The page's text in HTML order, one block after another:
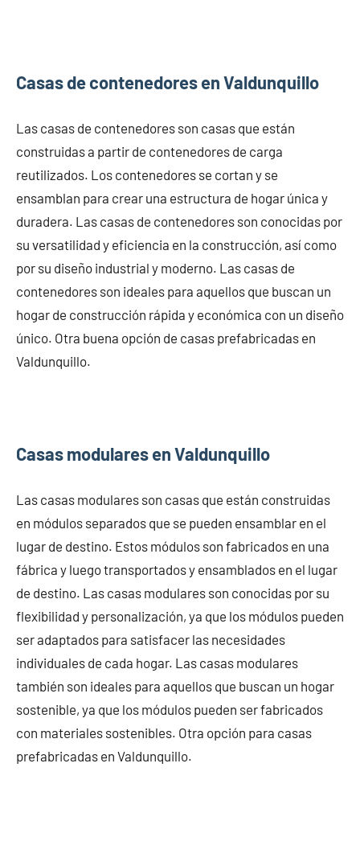
Casas de contenedores en Valdunquillo
Las casas de contenedores son casas que están
construidas a partir de contenedores de carga
reutilizados. Los contenedores se cortan y se
ensamblan para crear una estructura de hogar única y
duradera. Las casas de contenedores son conocidas por
su versatilidad y eficiencia en la construcción, así como
por su diseño industrial y moderno. Las casas de
contenedores son ideales para aquellos que buscan un
hogar de construcción rápida y económica con un diseño
único. Otra buena opción de casas prefabricadas en
Valdunquillo.
Casas modulares en Valdunquillo
Las casas modulares son casas que están construidas
en módulos separados que se pueden ensamblar en el
lugar de destino. Estos módulos son fabricados en una
fábrica y luego transportados y ensamblados en el lugar
de destino. Las casas modulares son conocidas por su
flexibilidad y personalización, ya que los módulos pueden
ser adaptados para satisfacer las necesidades
individuales de cada hogar. Las casas modulares
también son ideales para aquellos que buscan un hogar
sostenible, ya que los módulos pueden ser fabricados
con materiales sostenibles. Otra opción para casas
prefabricadas en Valdunquillo.